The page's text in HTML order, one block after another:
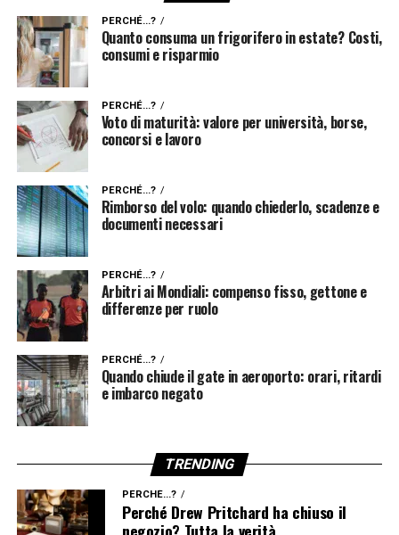
PERCHÉ...?
Quanto consuma un frigorifero in estate? Costi,
consumi e risparmio
PERCHÉ...?
Voto di maturità: valore per università, borse,
concorsi e lavoro
PERCHÉ...?
Rimborso del volo: quando chiederlo, scadenze e
documenti necessari
PERCHÉ...?
Arbitri ai Mondiali: compenso fisso, gettone e
differenze per ruolo
PERCHÉ...?
Quando chiude il gate in aeroporto: orari, ritardi
e imbarco negato
TRENDING
PERCHÉ...?
Perché Drew Pritchard ha chiuso il
negozio? Tutta la verità